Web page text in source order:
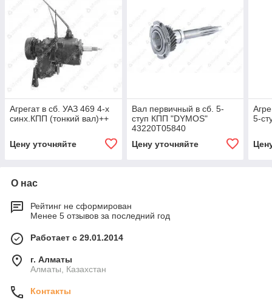
Агрегат в сб. УАЗ 469 4-х
синх.КПП (тонкий вал)++
Цену уточняйте
Вал первичный в сб. 5-
ступ КПП "DYMOS"
43220Т05840
Цену уточняйте
5-
О нас
Рейтинг не сформирован
Менее 5 отзывов за последний год
Работает с 29.01.2014
г. Алматы
Алматы, Казахстан
Контакты